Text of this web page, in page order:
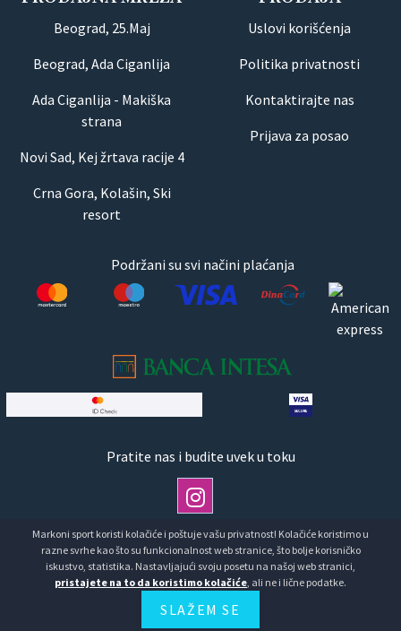
Beograd, 25.Maj
Beograd, Ada Ciganlija
Ada Ciganlija - Makiška
strana
Novi Sad, Kej žrtava racije 4
Crna Gora, Kolašin, Ski
resort
Uslovi korišćenja
Politika privatnosti
Kontaktirajte nas
Prijava za posao
Podržani su svi načini plaćanja
Pratite nas i budite uvek u toku
Copyright © Markoni Sport doo Markoni sport.Sva prava
zadržana
HALO Creative Team
Markoni sport koristi kolačiće i poštuje vašu privatnost! Kolačiće koristimo u
razne svrhe kao što su funkcionalnost web stranice, što bolje korisničko
iskustvo, statistika. Nastavljajući svoju posetu na našoj web stranici,
pristajete na to da koristimo kolačiće, ali ne i lične podatke.
SLAŽEM SE